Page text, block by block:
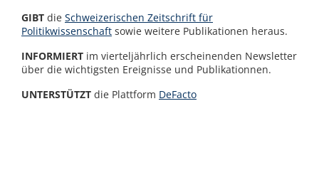
GIBT die Schweizerischen Zeitschrift für
Politikwissenschaft sowie weitere Publikationen heraus.
INFORMIERT im vierteljährlich erscheinenden Newsletter
über die wichtigsten Ereignisse und Publikationnen.
UNTERSTÜTZT die Plattform DeFacto